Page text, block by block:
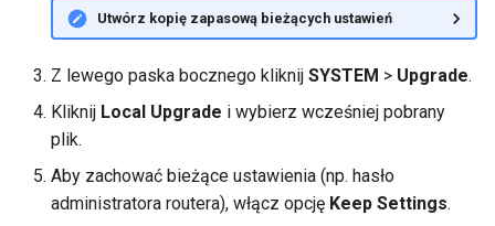
GL-X750 (Spitz)
GL-XE300 (Puli)
GL-X300B (Collie)
GL-AR750S (Slate)
Jaka jest pojemnosc
Jaki jest zasieg
bezprzewodowy mojego
Zaktualizuj wersje U-Boot
Utwórz kopię zapasową bieżących ustawień
Z lewego paska bocznego kliknij SYSTEM > Upgrade.
Kliknij Local Upgrade i wybierz wcześniej pobrany
plik.
Aby zachować bieżące ustawienia (np. hasło
administratora routera), włącz opcję Keep Settings.